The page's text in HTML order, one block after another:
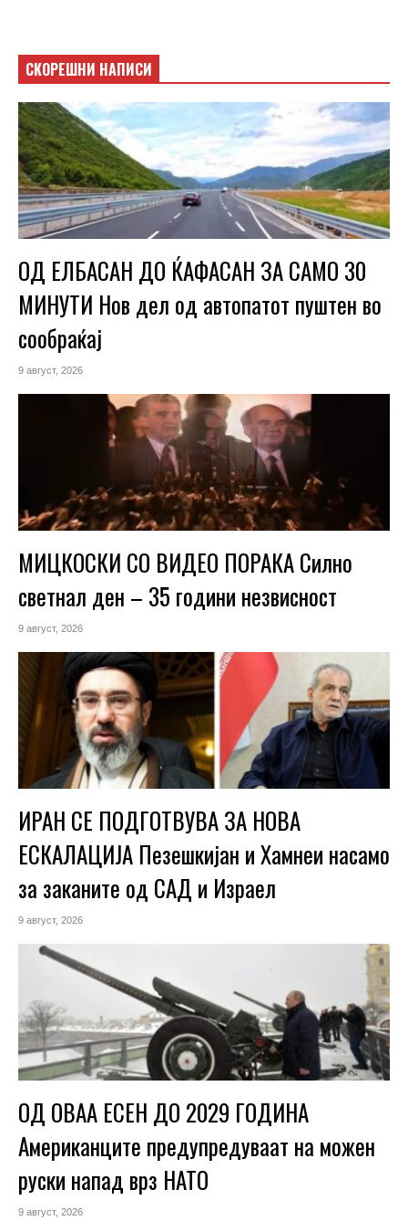
СКОРЕШНИ НАПИСИ
ОД ЕЛБАСАН ДО ЌАФАСАН ЗА САМО 30
МИНУТИ Нов дел од автопатот пуштен во
сообраќај
9 август, 2026
МИЦКОСКИ СО ВИДЕО ПОРАКА Силно
светнал ден – 35 години незвисност
9 август, 2026
ИРАН СЕ ПОДГОТВУВА ЗА НОВА
ЕСКАЛАЦИЈА Пезешкијан и Хамнеи насамо
за заканите од САД и Израел
9 август, 2026
ОД ОВАА ЕСЕН ДО 2029 ГОДИНА
Американците предупредуваат на можен
руски напад врз НАТО
9 август, 2026